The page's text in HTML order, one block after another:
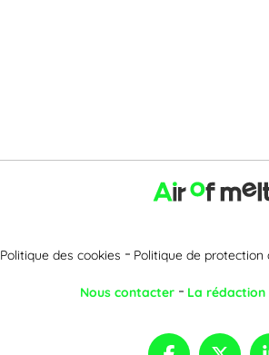
Politique des cookies Politique de protection
Nous contacter La rédaction